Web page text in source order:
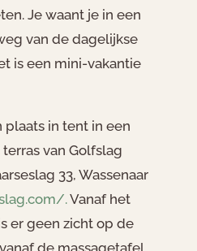
Je waant je in een
van de dagelijkse
is een mini-vakantie
plaats in tent in een
van Golfslag
33, Wassenaar
.Vanaf het
er geen zicht op de